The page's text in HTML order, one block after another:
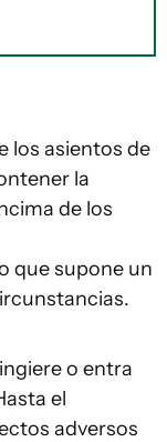
los asientos de
la
de los
que supone un
o entra
el
adversos